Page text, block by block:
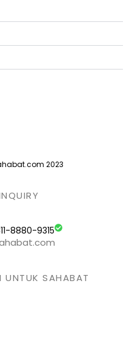
2023
8880-9315
UNTUK SAHABAT